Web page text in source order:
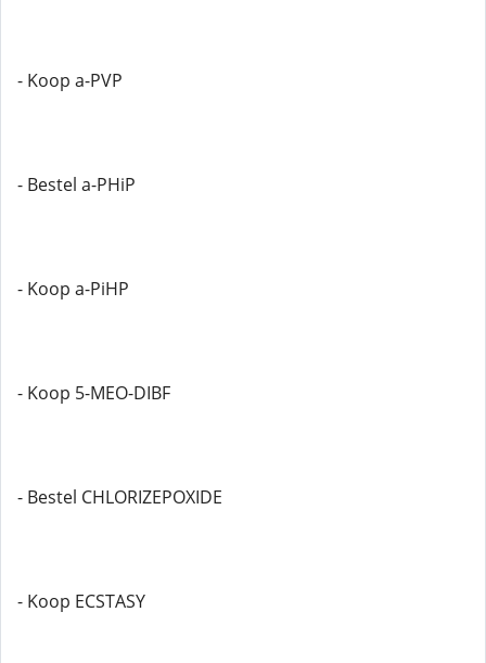
- Koop a-PVP
- Bestel a-PHiP
- Koop a-PiHP
- Koop 5-MEO-DIBF
- Bestel CHLORIZEPOXIDE
- Koop ECSTASY